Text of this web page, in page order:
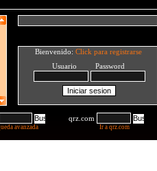
Bienvenido: Click para registrarse
Usuario Password
avanzada
qrz.com
Ir a qrz.com
NR OR PR QR